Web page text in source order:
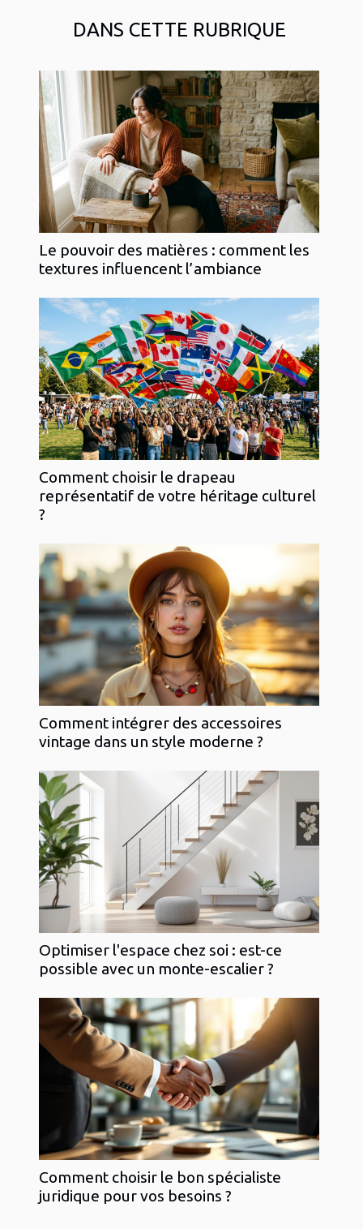
DANS CETTE RUBRIQUE
Le pouvoir des matières : comment les
textures influencent l’ambiance
Comment choisir le drapeau
représentatif de votre héritage culturel
?
Comment intégrer des accessoires
vintage dans un style moderne ?
Optimiser l'espace chez soi : est-ce
possible avec un monte-escalier ?
Comment choisir le bon spécialiste
juridique pour vos besoins ?